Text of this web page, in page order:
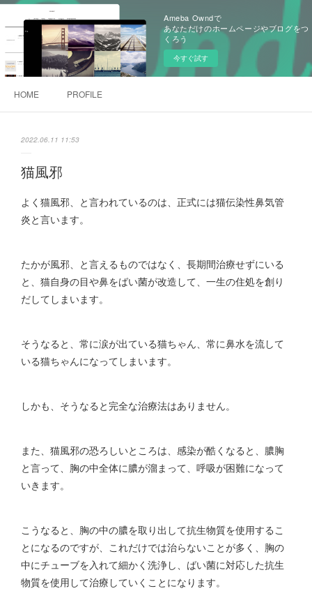
Ameba Owndで
あなただけのホームページやブログをつ
くろう
今すぐ試す
HOME PROFILE
2022.06.11 11:53
猫風邪
よく猫風邪、と言われているのは、正式には猫伝染性鼻気管
炎と言います。
たかが風邪、と言えるものではなく、長期間治療せずにいる
と、猫自身の目や鼻をばい菌が改造して、一生の住処を創り
だしてしまいます。
そうなると、常に涙が出ている猫ちゃん、常に鼻水を流して
いる猫ちゃんになってしまいます。
しかも、そうなると完全な治療法はありません。
また、猫風邪の恐ろしいところは、感染が酷くなると、膿胸
と言って、胸の中全体に膿が溜まって、呼吸が困難になって
いきます。
こうなると、胸の中の膿を取り出して抗生物質を使用するこ
とになるのですが、これだけでは治らないことが多く、胸の
中にチューブを入れて細かく洗浄し、ばい菌に対応した抗生
物質を使用して治療していくことになります。